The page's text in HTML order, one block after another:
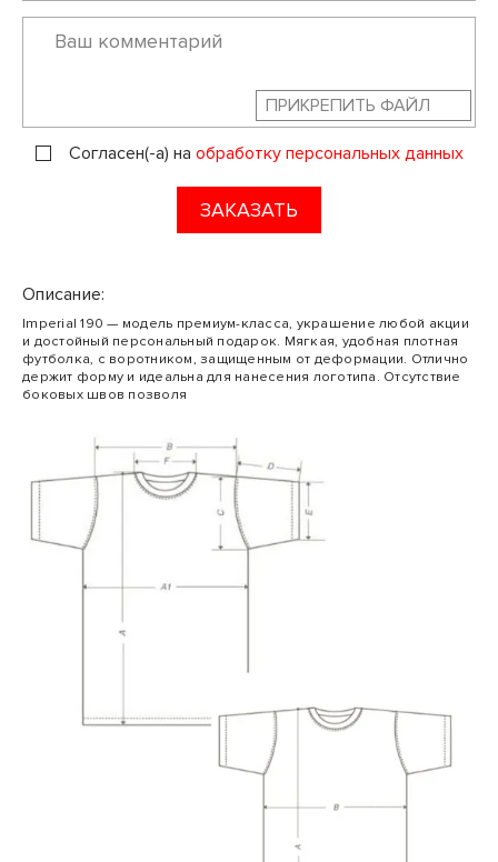
ПРИКРЕПИТЬ ФАЙЛ
Согласен(-а) на обработку персональных данных
ЗАКАЗАТЬ
Описание:
Imperial 190 — модель премиум-класса, украшение любой акции
и достойный персональный подарок. Мягкая, удобная плотная
футболка, с воротником, защищенным от деформации. Отлично
держит форму и идеальна для нанесения логотипа. Отсутствие
боковых швов позволя